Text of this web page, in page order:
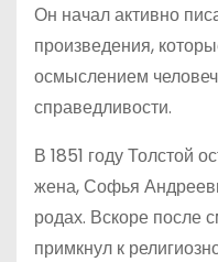
Он начал активно
произведения,
осмыслением
справедливости.
В 1851 году Толстой
жена, Софья
родах. Вскоре после
примкнул к